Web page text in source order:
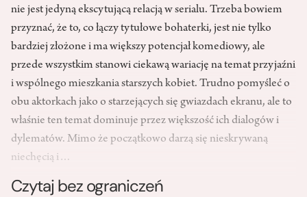
nie jest jedyną ekscytującą relacją w serialu. Trzeba bowiem
przyznać, że to, co łączy tytułowe bohaterki, jest nie tylko
bardziej złożone i ma większy potencjał komediowy, ale
przede wszystkim stanowi ciekawą wariację na temat przyjaźni
i wspólnego mieszkania starszych kobiet. Trudno pomyśleć o
obu aktorkach jako o starzejących się gwiazdach ekranu, ale to
właśnie ten temat dominuje przez większość ich dialogów i
dylematów. Mimo że początkowo darzą się nieskrywaną
niechęcią i…
Czytaj bez ograniczeń